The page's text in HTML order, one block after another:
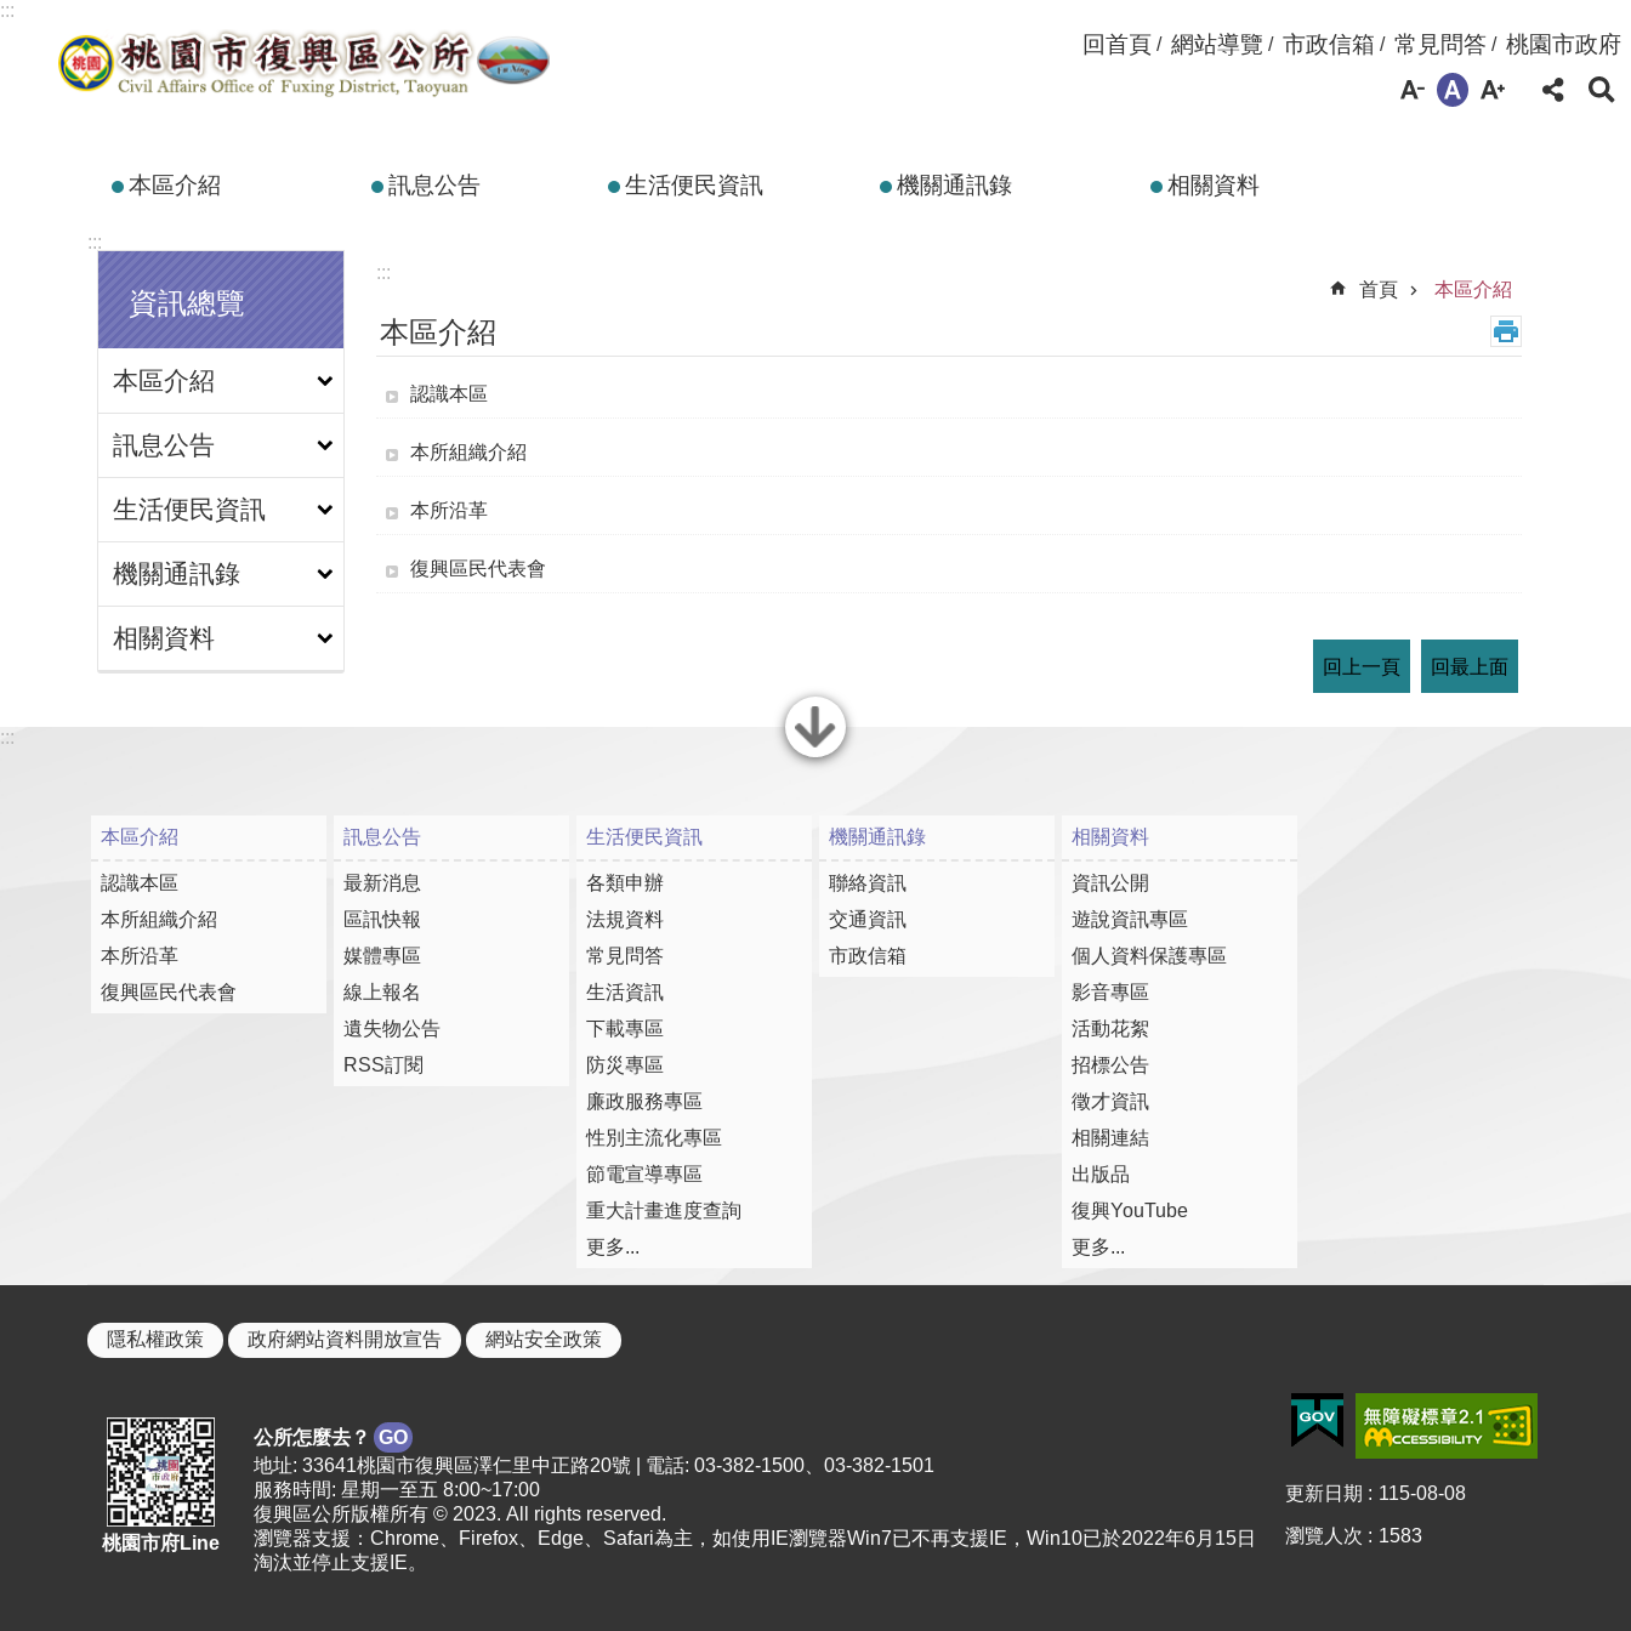
跳到主要內容區塊
:::
回首頁 網站導覽 市政信箱 常見問答 桃園市政府
本區介紹 訊息公告 生活便民資訊 機關通訊錄 相關資料
:::
資訊總覽
本區介紹
訊息公告
生活便民資訊
機關通訊錄
相關資料
:::
首頁
本區介紹
本區介紹
認識本區
本所組織介紹
本所沿革
復興區民代表會
回上一頁 回最上面
關閉
:::
本區介紹
認識本區
本所組織介紹
本所沿革
復興區民代表會
訊息公告
最新消息
區訊快報
媒體專區
線上報名
遺失物公告
RSS訂閱
生活便民資訊
各類申辦
法規資料
常見問答
生活資訊
下載專區
防災專區
廉政服務專區
性別主流化專區
節電宣導專區
重大計畫進度查詢
更多...
機關通訊錄
聯絡資訊
交通資訊
市政信箱
相關資料
資訊公開
遊說資訊專區
個人資料保護專區
影音專區
活動花絮
招標公告
徵才資訊
相關連結
出版品
復興YouTube
更多...
隱私權政策 政府網站資料開放宣告 網站安全政策
桃園市府Line
公所怎麼去？
GO
地址: 33641桃園市復興區澤仁里中正路20號 | 電話: 03-382-1500、03-382-1501
服務時間: 星期一至五 8:00~17:00
復興區公所版權所有 © 2023. All rights reserved.
瀏覽器支援：Chrome、Firefox、Edge、Safari為主，如使用IE瀏覽器Win7已不再支援IE，Win10已於2022年6月15日
淘汰並停止支援IE。
更新日期 115-08-08
瀏覽人次 1583